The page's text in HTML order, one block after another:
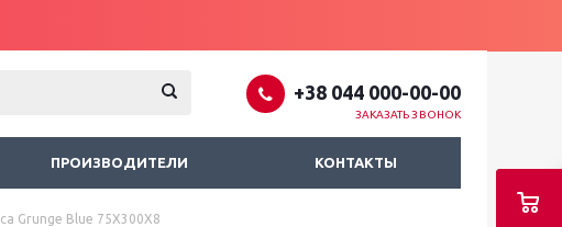
+38 044 000-00-00
ЗАКАЗАТЬ ЗВОНОК
ПРОИЗВОДИТЕЛИ КОНТАКТЫ
Grunge Blue 75X300X8